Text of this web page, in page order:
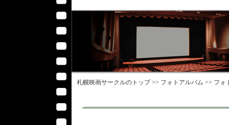
札幌映画サークルのトップ >> フォトアルバム >> フォ